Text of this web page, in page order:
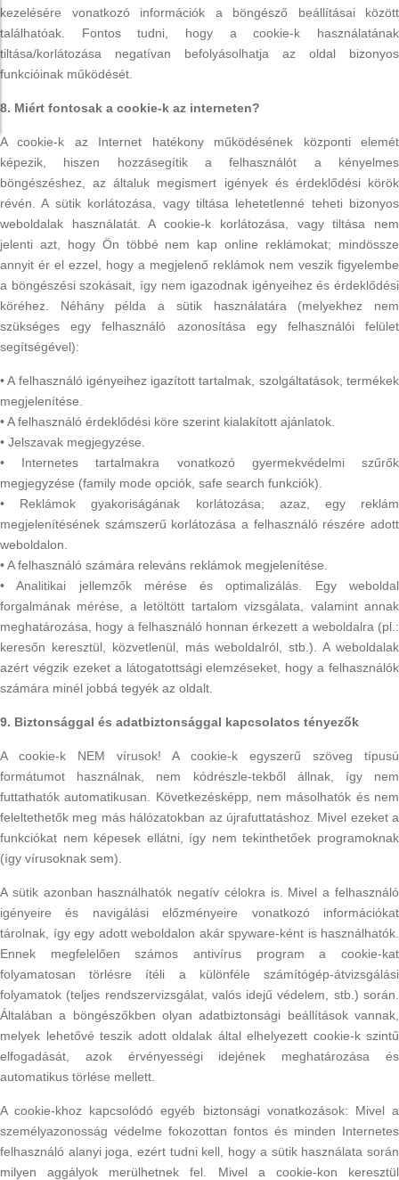
kezelésére vonatkozó információk a böngésző beállításai között
találhatóak. Fontos tudni, hogy a cookie-k használatának
tiltása/korlátozása negatívan befolyásolhatja az oldal bizonyos
funkcióinak működését.
8. Miért fontosak a cookie-k az interneten?
A cookie-k az Internet hatékony működésének központi elemét
képezik, hiszen hozzásegítik a felhasználót a kényelmes
böngészéshez, az általuk megismert igények és érdeklődési körök
révén. A sütik korlátozása, vagy tiltása lehetetlenné teheti bizonyos
weboldalak használatát. A cookie-k korlátozása, vagy tiltása nem
jelenti azt, hogy Ön többé nem kap online reklámokat; mindössze
annyit ér el ezzel, hogy a megjelenő reklámok nem veszik figyelembe
a böngészési szokásait, így nem igazodnak igényeihez és érdeklődési
köréhez. Néhány példa a sütik használatára (melyekhez nem
szükséges egy felhasználó azonosítása egy felhasználói felület
segítségével):
• A felhasználó igényeihez igazított tartalmak, szolgáltatások, termékek
megjelenítése.
• A felhasználó érdeklődési köre szerint kialakított ajánlatok.
• Jelszavak megjegyzése.
• Internetes tartalmakra vonatkozó gyermekvédelmi szűrők
megjegyzése (family mode opciók, safe search funkciók).
• Reklámok gyakoriságának korlátozása; azaz, egy reklám
megjelenítésének számszerű korlátozása a felhasználó részére adott
weboldalon.
• A felhasználó számára releváns reklámok megjelenítése.
• Analitikai jellemzők mérése és optimalizálás. Egy weboldal
forgalmának mérése, a letöltött tartalom vizsgálata, valamint annak
meghatározása, hogy a felhasználó honnan érkezett a weboldalra (pl.:
keresőn keresztül, közvetlenül, más weboldalról, stb.). A weboldalak
azért végzik ezeket a látogatottsági elemzéseket, hogy a felhasználók
számára minél jobbá tegyék az oldalt.
9. Biztonsággal és adatbiztonsággal kapcsolatos tényezők
A cookie-k NEM vírusok! A cookie-k egyszerű szöveg típusú
formátumot használnak, nem kódrészle-tekből állnak, így nem
futtathatók automatikusan. Következésképp, nem másolhatók és nem
feleltethetők meg más hálózatokban az újrafuttatáshoz. Mivel ezeket a
funkciókat nem képesek ellátni, így nem tekinthetőek programoknak
(így vírusoknak sem).
A sütik azonban használhatók negatív célokra is. Mivel a felhasználó
igényeire és navigálási előzményeire vonatkozó információkat
tárolnak, így egy adott weboldalon akár spyware-ként is használhatók.
Ennek megfelelően számos antivírus program a cookie-kat
folyamatosan törlésre ítéli a különféle számítógép-átvizsgálási
folyamatok (teljes rendszervizsgálat, valós idejű védelem, stb.) során.
Általában a böngészőkben olyan adatbiztonsági beállítások vannak,
melyek lehetővé teszik adott oldalak által elhelyezett cookie-k szintű
elfogadását, azok érvényességi idejének meghatározása és
automatikus törlése mellett.
A cookie-khoz kapcsolódó egyéb biztonsági vonatkozások: Mivel a
személyazonosság védelme fokozottan fontos és minden Internetes
felhasználó alanyi joga, ezért tudni kell, hogy a sütik használata során
milyen aggályok merülhetnek fel. Mivel a cookie-kon keresztül